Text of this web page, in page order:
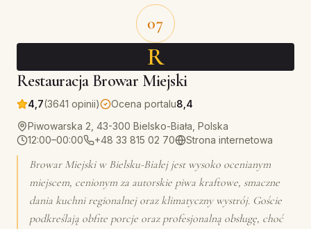
07
R
Restauracja Browar Miejski
4,7(3641 opinii) Ocena portalu8,4
Piwowarska 2, 43-300 Bielsko-Biała, Polska
12:00–00:00
+48 33 815 02 70 Strona internetowa
Browar Miejski w Bielsku-Białej jest wysoko ocenianym
miejscem, cenionym za autorskie piwa kraftowe, smaczne
dania kuchni regionalnej oraz klimatyczny wystrój. Goście
podkreślają obfite porcje oraz profesjonalną obsługę, choć